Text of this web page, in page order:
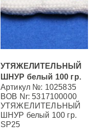
УТЯЖЕЛИТЕЛЬНЫЙ
ШНУР белый 100 гр.
Артикул №: 1025835
BOB Nr: 5317100000
УТЯЖЕЛИТЕЛЬНЫЙ
ШНУР белый 100 гр.
SP25